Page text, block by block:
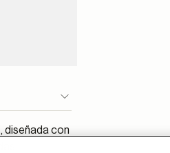
diseñada con